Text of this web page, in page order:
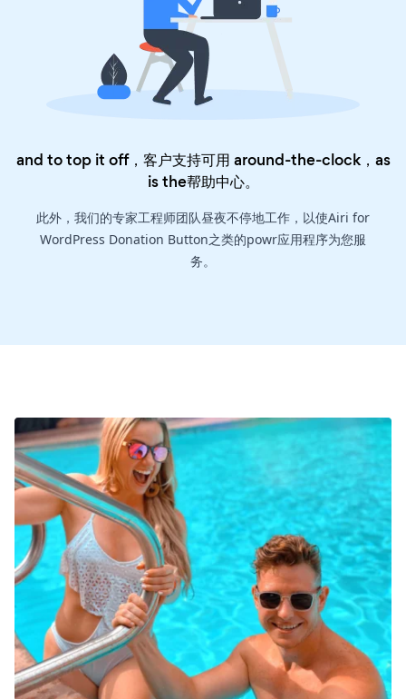
and to top it off，客户支持可用 around-the-clock，as
is the帮助中心。
此外，我们的专家工程师团队昼夜不停地工作，以使Airi for
WordPress Donation Button之类的powr应用程序为您服
务。